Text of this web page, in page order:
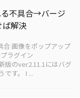
不具合→バージ
ば解決
画像をポップアップ
ラグイン
版のver2.11.1にはバグ
です。 I ...